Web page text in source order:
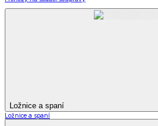
Ložnice a spaní
Ložnice a spaní